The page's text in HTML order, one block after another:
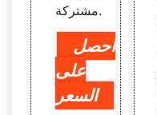
مشتركة.
احصل
على
السعر